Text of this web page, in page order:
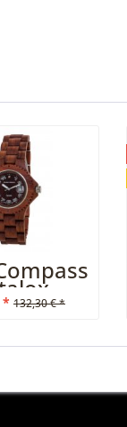
* 132,30 € *